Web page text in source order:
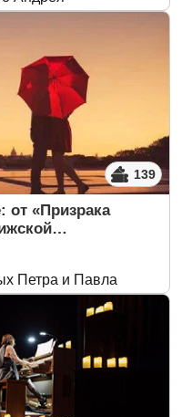
139
от «Призрака
Петра и Павла